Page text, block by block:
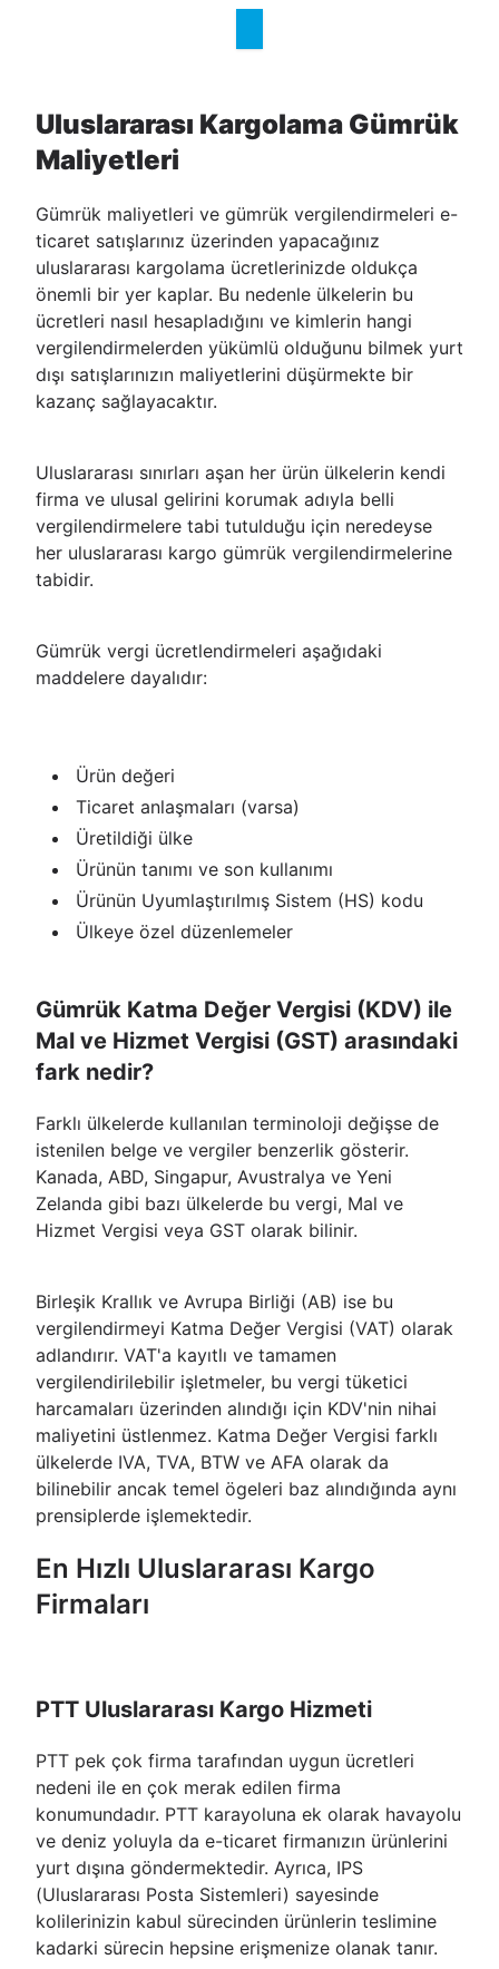
Uluslararası Kargolama Gümrük
Maliyetleri
Gümrük maliyetleri ve gümrük vergilendirmeleri e-
ticaret satışlarınız üzerinden yapacağınız
uluslararası kargolama ücretlerinizde oldukça
önemli bir yer kaplar. Bu nedenle ülkelerin bu
ücretleri nasıl hesapladığını ve kimlerin hangi
vergilendirmelerden yükümlü olduğunu bilmek yurt
dışı satışlarınızın maliyetlerini düşürmekte bir
kazanç sağlayacaktır.
Uluslararası sınırları aşan her ürün ülkelerin kendi
firma ve ulusal gelirini korumak adıyla belli
vergilendirmelere tabi tutulduğu için neredeyse
her uluslararası kargo gümrük vergilendirmelerine
tabidir.
Gümrük vergi ücretlendirmeleri aşağıdaki
maddelere dayalıdır:
Ürün değeri
Ticaret anlaşmaları (varsa)
Üretildiği ülke
Ürünün tanımı ve son kullanımı
Ürünün Uyumlaştırılmış Sistem (HS) kodu
Ülkeye özel düzenlemeler
Gümrük Katma Değer Vergisi (KDV) ile
Mal ve Hizmet Vergisi (GST) arasındaki
fark nedir?
Farklı ülkelerde kullanılan terminoloji değişse de
istenilen belge ve vergiler benzerlik gösterir.
Kanada, ABD, Singapur, Avustralya ve Yeni
Zelanda gibi bazı ülkelerde bu vergi, Mal ve
Hizmet Vergisi veya GST olarak bilinir.
Birleşik Krallık ve Avrupa Birliği (AB) ise bu
vergilendirmeyi Katma Değer Vergisi (VAT) olarak
adlandırır. VAT'a kayıtlı ve tamamen
vergilendirilebilir işletmeler, bu vergi tüketici
harcamaları üzerinden alındığı için KDV'nin nihai
maliyetini üstlenmez. Katma Değer Vergisi farklı
ülkelerde IVA, TVA, BTW ve AFA olarak da
bilinebilir ancak temel ögeleri baz alındığında aynı
prensiplerde işlemektedir.
En Hızlı Uluslararası Kargo
Firmaları
PTT Uluslararası Kargo Hizmeti
PTT pek çok firma tarafından uygun ücretleri
nedeni ile en çok merak edilen firma
konumundadır. PTT karayoluna ek olarak havayolu
ve deniz yoluyla da e-ticaret firmanızın ürünlerini
yurt dışına göndermektedir. Ayrıca, IPS
(Uluslararası Posta Sistemleri) sayesinde
kolilerinizin kabul sürecinden ürünlerin teslimine
kadarki sürecin hepsine erişmenize olanak tanır.